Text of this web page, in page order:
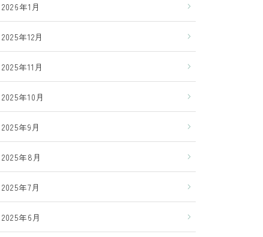
2026年1月
2025年12月
2025年11月
2025年10月
2025年9月
2025年8月
2025年7月
2025年6月